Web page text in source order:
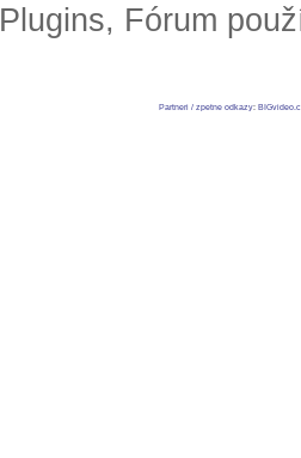
Plugins, Fórum
Partneri / zpetne odkazy: